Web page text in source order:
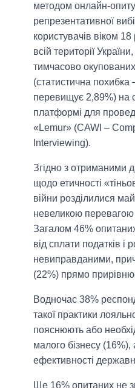
методом онлайн-
репрезентативної
користувачів віком
всій території
тимчасово
(статистична похибка
перевищує 2,89%) на
платформі для
«Lemur» (CAWI –
Interviewing).
Згідно з отриманими
щодо етичності
війни розділилися
невеликою перевагою
Загалом 46%
від сплати податків і
невиправданими,
(22%) прямо
Водночас 38%
такої практики
пояснюють або
малого бізнесу
ефективності
Ще 16% опитаних не